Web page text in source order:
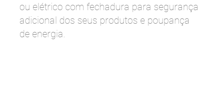
ou elétrico com fechadura para segurança
adicional dos seus produtos e poupança
de energia.